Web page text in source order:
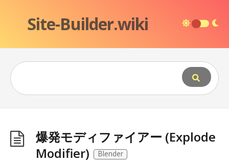
Site-Builder.wiki
爆発モディファイアー (Explode
Modifier)
Blender